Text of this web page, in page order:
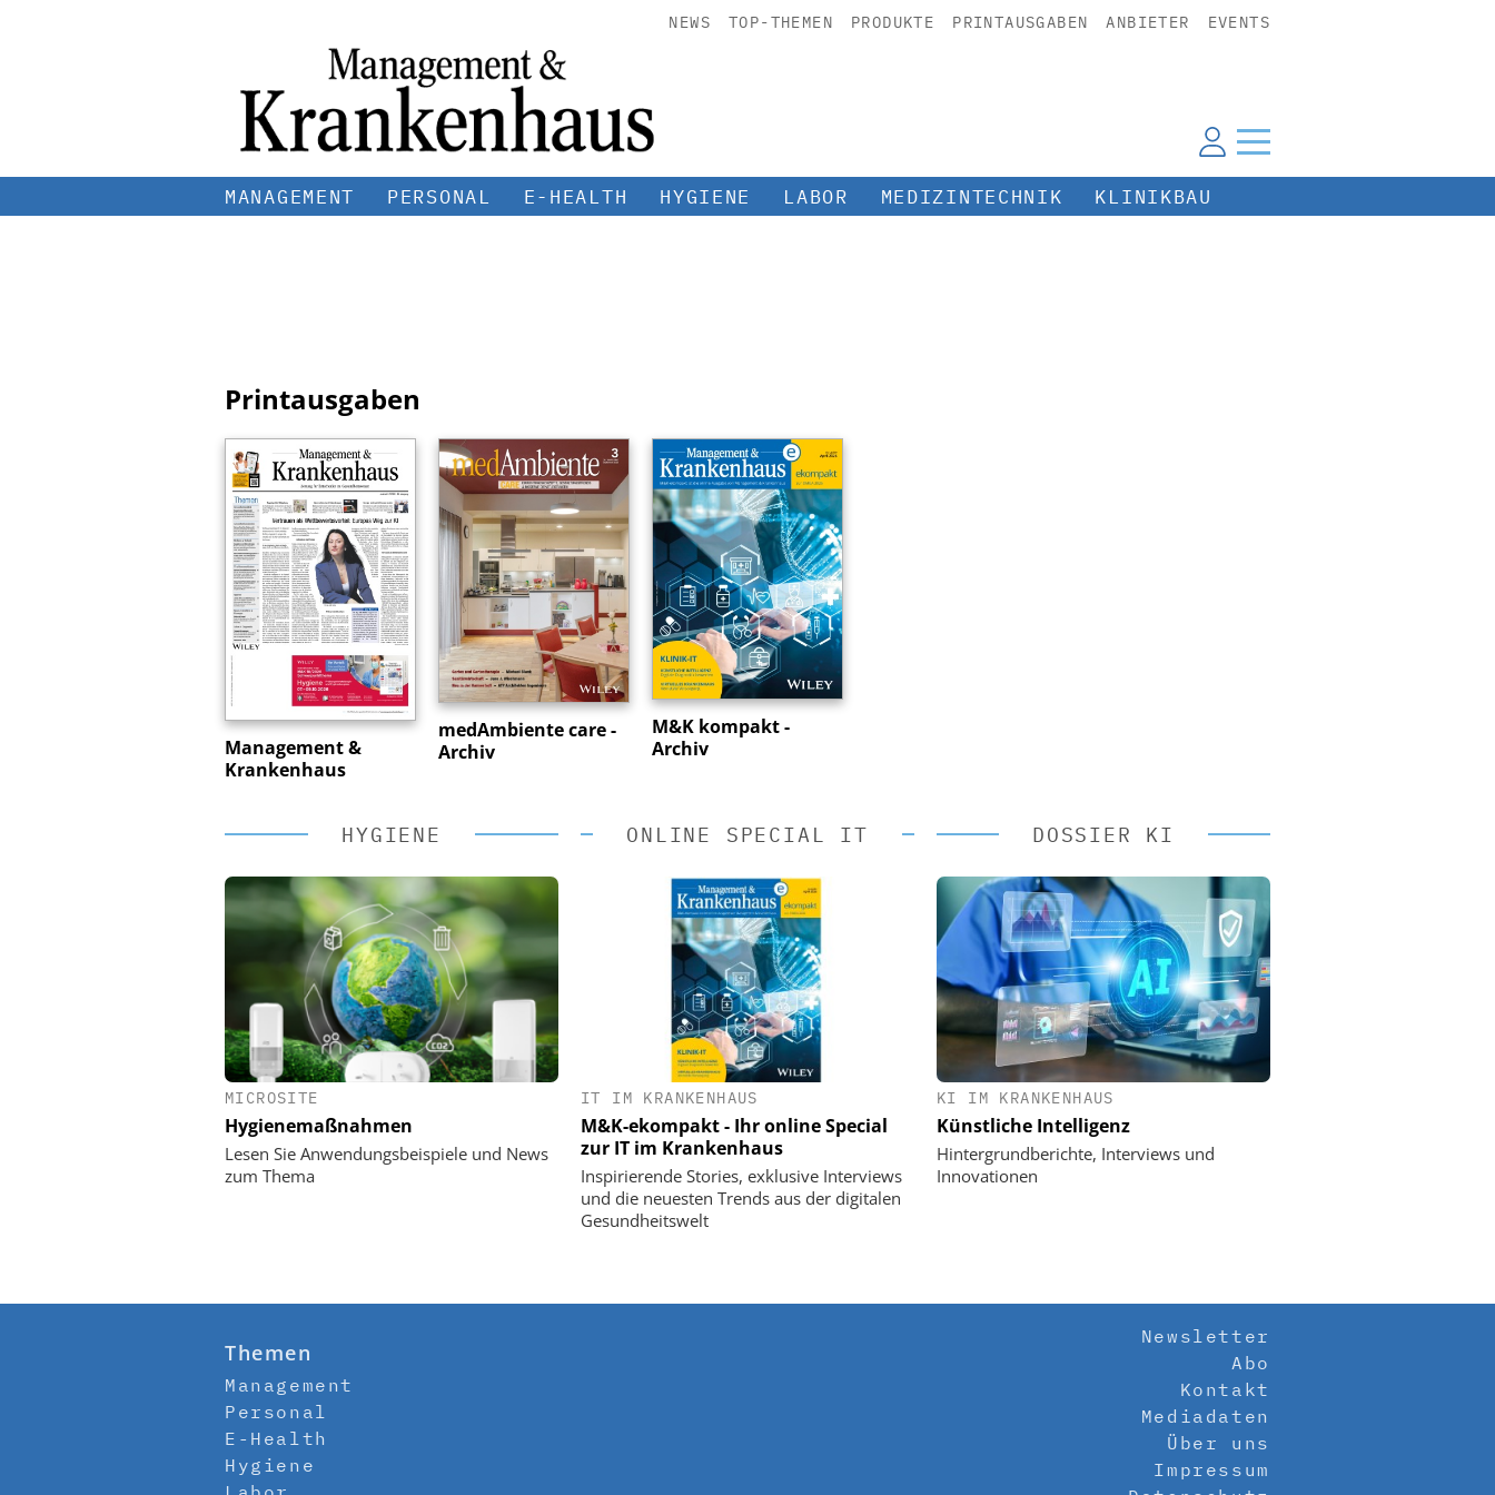
NEWS TOP-THEMEN PRODUKTE PRINTAUSGABEN ANBIETER EVENTS
MANAGEMENT PERSONAL E-HEALTH HYGIENE LABOR MEDIZINTECHNIK KLINIKBAU
Printausgaben
Management &
Krankenhaus
medAmbiente care -
Archiv
M&K kompakt -
Archiv
HYGIENE
MICROSITE
Hygienemaßnahmen
Lesen Sie Anwendungsbeispiele und News
zum Thema
ONLINE SPECIAL IT
IT IM KRANKENHAUS
M&K-ekompakt - Ihr online Special
zur IT im Krankenhaus
Inspirierende Stories, exklusive Interviews
und die neuesten Trends aus der digitalen
Gesundheitswelt
DOSSIER KI
KI IM KRANKENHAUS
Künstliche Intelligenz
Hintergrundberichte, Interviews und
Innovationen
Themen
Management
Personal
E-Health
Hygiene
Newsletter
Abo
Kontakt
Mediadaten
Über uns
Impressum